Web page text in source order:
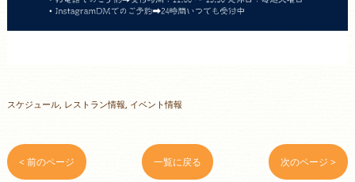
スケジュール レストラン情報 イベント情報
< 前のページ 一覧に戻る 次のページ >